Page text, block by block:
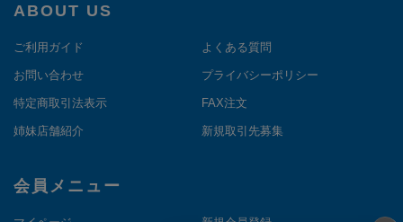
ABOUT US
ご利用ガイド よくある質問
お問い合わせ プライバシーポリシー
特定商取引法表示 FAX注文
姉妹店舗紹介 新規取引先募集
会員メニュー